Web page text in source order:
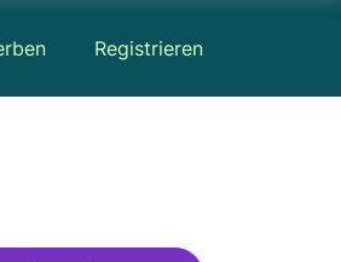
Registrieren